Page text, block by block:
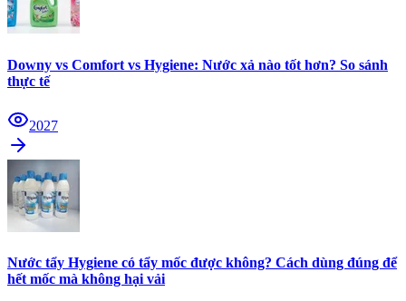
Downy vs Comfort vs Hygiene: Nước xả nào tốt hơn? So sánh
thực tế
2027
Nước tẩy Hygiene có tẩy mốc được không? Cách dùng đúng để
hết mốc mà không hại vải